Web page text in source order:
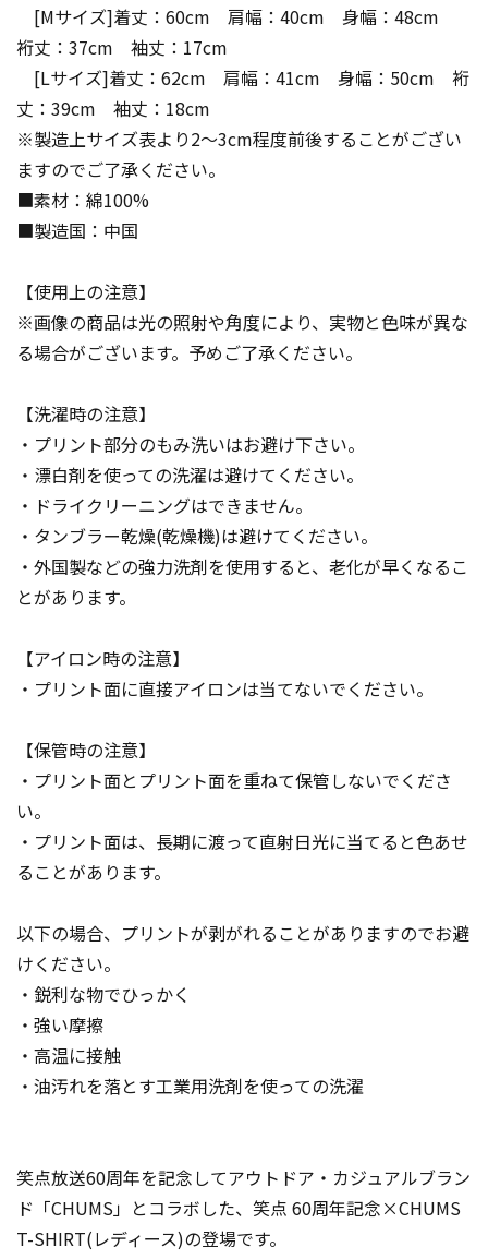
[Mサイズ]着丈：60cm 肩幅：40cm 身幅：48cm
裄丈：37cm 袖丈：17cm
[Lサイズ]着丈：62cm 肩幅：41cm 身幅：50cm 裄
丈：39cm 袖丈：18cm
※製造上サイズ表より2～3cm程度前後することがござい
ますのでご了承ください。
■素材：綿100%
■製造国：中国
【使用上の注意】
※画像の商品は光の照射や角度により、実物と色味が異な
る場合がございます。予めご了承ください。
【洗濯時の注意】
・プリント部分のもみ洗いはお避け下さい。
・漂白剤を使っての洗濯は避けてください。
・ドライクリーニングはできません。
・タンブラー乾燥(乾燥機)は避けてください。
・外国製などの強力洗剤を使用すると、老化が早くなるこ
とがあります。
【アイロン時の注意】
・プリント面に直接アイロンは当てないでください。
【保管時の注意】
・プリント面とプリント面を重ねて保管しないでくださ
い。
・プリント面は、長期に渡って直射日光に当てると色あせ
ることがあります。
以下の場合、プリントが剥がれることがありますのでお避
けください。
・鋭利な物でひっかく
・強い摩擦
・高温に接触
・油汚れを落とす工業用洗剤を使っての洗濯
笑点放送60周年を記念してアウトドア・カジュアルブラン
ド「CHUMS」とコラボした、笑点 60周年記念×CHUMS
T-SHIRT(レディース)の登場です。